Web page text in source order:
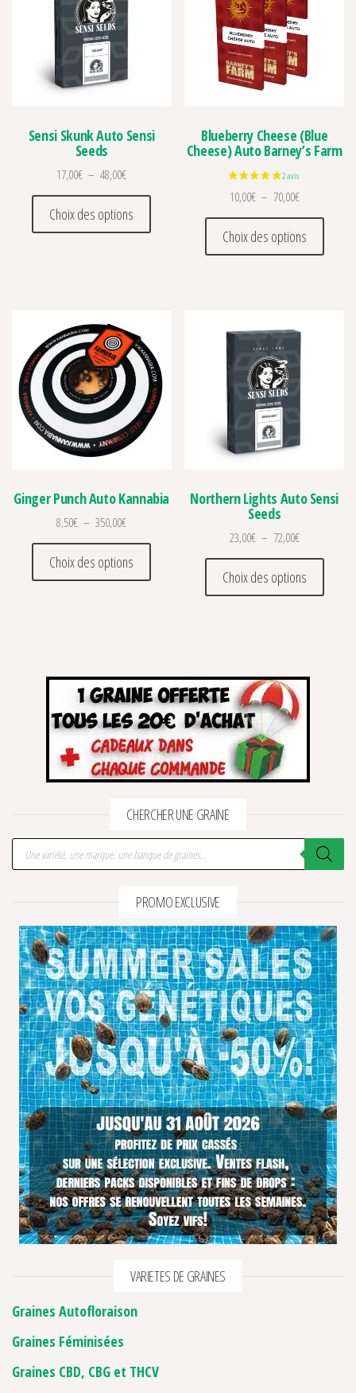
Sensi Skunk Auto Sensi
Seeds
17,00€ – 48,00€Plage de prix : 17,00€ à 48,00€
Choix des options
Ce produit a plusieurs variations. Les
Blueberry Cheese (Blue
Cheese) Auto Barney’s Farm
10,00€ – 70,00€Plage de prix
Choix des options
Ce
Ginger Punch Auto Kannabia
8,50€ – 350,00€Plage de prix : 8,50€ à 350,00€
Choix des options
Ce produit a plusieurs variations. Les
Northern Lights Auto Sensi
Seeds
23,00€ – 72,00€Plage de prix
Choix des options
Ce
CHERCHER UNE GRAINE
Recherche de produits
PROMO EXCLUSIVE
VARIETES DE GRAINES
Graines Autofloraison
Graines Féminisées
Graines CBD, CBG et THCV